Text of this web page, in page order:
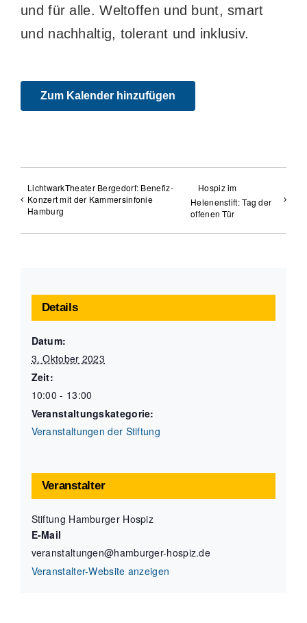
und für alle. Weltoffen und bunt, smart
und nachhaltig, tolerant und inklusiv.
Zum Kalender hinzufügen
LichtwarkTheater Bergedorf: Benefiz-
Konzert mit der Kammersinfonie
Hamburg
Hospiz im
Helenenstift: Tag der
offenen Tür
Details
Datum:
3. Oktober 2023
Zeit:
10:00 - 13:00
Veranstaltungskategorie:
Veranstaltungen der Stiftung
Veranstalter
Stiftung Hamburger Hospiz
E-Mail
veranstaltungen@hamburger-hospiz.de
Veranstalter-Website anzeigen